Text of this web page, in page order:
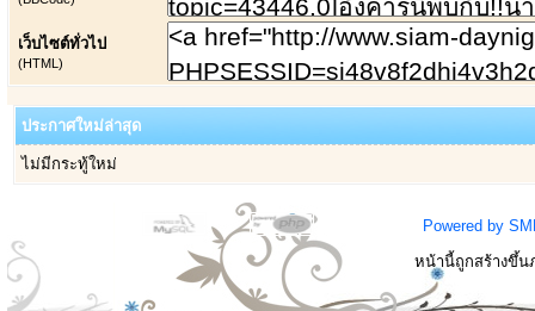
เว็บไซต์ทั่วไป
(HTML)
ประกาศใหม่ล่าสุด
ไม่มีกระทู้ใหม่
Powered by
หน้านี้ถูกสร้างขึ้น